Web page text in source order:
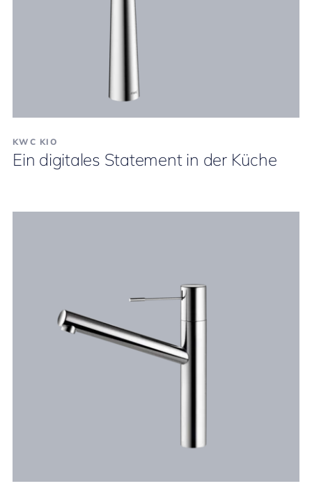
KWC KIO
Ein digitales Statement in der Küche